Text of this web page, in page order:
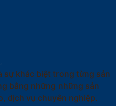
sự khác biệt trong từng sản
bằng những những sản
dịch vụ chuyên nghiệp.